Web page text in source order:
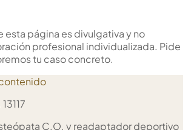
esta página es divulgativa y no
profesional individualizada. Pide
tu caso concreto.
C.O. y readaptador deportivo